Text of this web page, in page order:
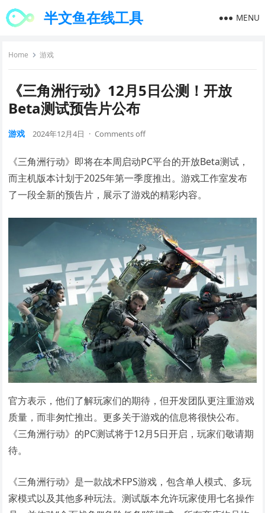
半文鱼在线工具 MENU
Home 游戏
《三角洲行动》12月5日公测！开放
Beta测试预告片公布
游戏 2024年12月4日 · Comments off
《三角洲行动》即将在本周启动PC平台的开放Beta测试，
而主机版本计划于2025年第一季度推出。游戏工作室发布
了一段全新的预告片，展示了游戏的精彩内容。
官方表示，他们了解玩家们的期待，但开发团队更注重游戏
质量，而非匆忙推出。更多关于游戏的信息将很快公布。
《三角洲行动》的PC测试将于12月5日开启，玩家们敬请期
待。
《三角洲行动》是一款战术FPS游戏，包含单人模式、多玩
家模式以及其他多种玩法。测试版本允许玩家使用七名操作